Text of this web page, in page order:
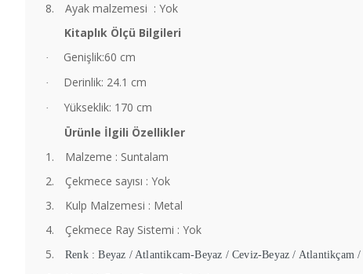
8.
Ayak malzemesi : Yok
Kitaplık Ölçü Bilgileri
· Genişlik:60 cm
· Derinlik: 24.1 cm
·
Yükseklik: 170 cm
Ürünle İlgili Özellikler
1.
Malzeme : Suntalam
2.
Çekmece sayısı : Yok
3.
Kulp Malzemesi : Metal
4.
Çekmece Ray Sistemi : Yok
5.
Renk : Beyaz / Atlantikcam-Beyaz / Ceviz-Beyaz / Atlantikçam /